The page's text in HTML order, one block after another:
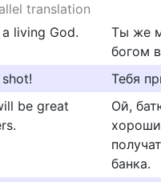
translation
living God.
Ты же
богом
Тебя
be great
Ой,
банка.